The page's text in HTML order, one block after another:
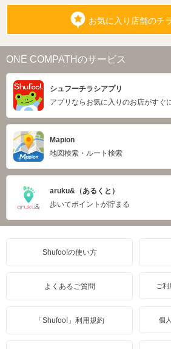
お気に入り店舗のチ
ONE COMPATHのサービス
シュフーチラシアプリ
アプリならお気に入りのお店がすぐ
Mapion
地図検索・ルート検索
aruku&（あるくと）
歩いてポイントが貯まる
Shufoo!の使い方
よくあるご質問 ご
「Shufoo!」利用規約 個